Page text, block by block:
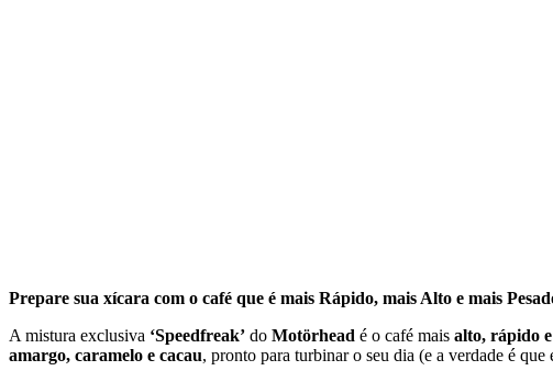
Prepare sua xícara com o café que é mais Rápido, mais Alto e mais
A mistura exclusiva ‘Speedfreak’ do Motörhead é o café mais alto, rápido
amargo, caramelo e cacau, pronto para turbinar o seu dia (e a verdade é